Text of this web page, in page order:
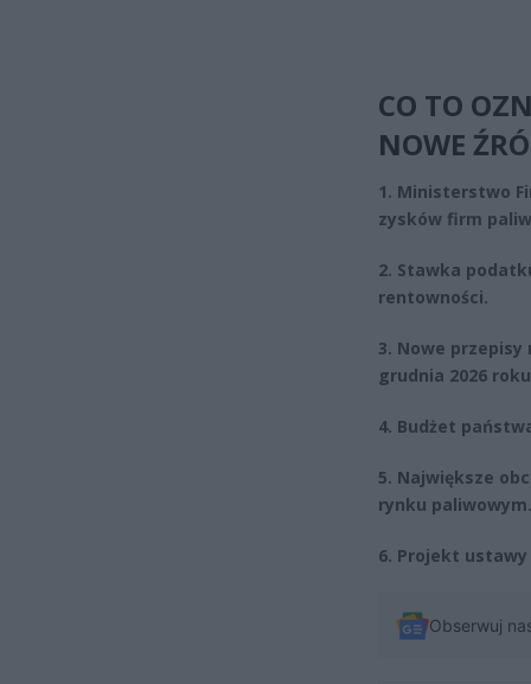
CO TO
NOWE
1. Ministerstwo
zysków firm
2. Stawka
rentowności.
3. Nowe
grudnia 2026
4. Budżet
5. Największe
rynku paliwowym.
6. Projekt
Obserwuj